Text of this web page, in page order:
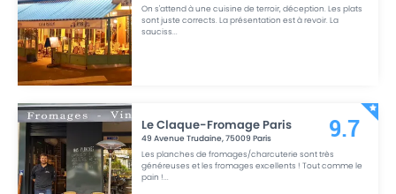
On s'attend à une cuisine de terroir, déception. Les plats
sont juste corrects. La présentation est à revoir. La
sauciss...
Le Claque-Fromage Paris
49 Avenue Trudaine,75009 Paris
Les planches de fromages/charcuterie sont très
généreuses et les fromages excellents ! Tout comme le
pain !...
9.7